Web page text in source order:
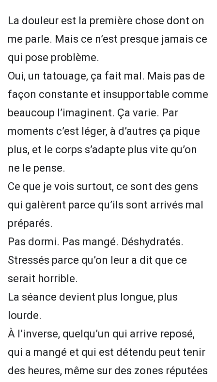
La douleur est la première chose dont on
me parle. Mais ce n’est presque jamais ce
qui pose problème.
Oui, un tatouage, ça fait mal. Mais pas de
façon constante et insupportable comme
beaucoup l’imaginent. Ça varie. Par
moments c’est léger, à d’autres ça pique
plus, et le corps s’adapte plus vite qu’on
ne le pense.
Ce que je vois surtout, ce sont des gens
qui galèrent parce qu’ils sont arrivés mal
préparés.
Pas dormi. Pas mangé. Déshydratés.
Stressés parce qu’on leur a dit que ce
serait horrible.
La séance devient plus longue, plus
lourde.
À l’inverse, quelqu’un qui arrive reposé,
qui a mangé et qui est détendu peut tenir
des heures, même sur des zones réputées